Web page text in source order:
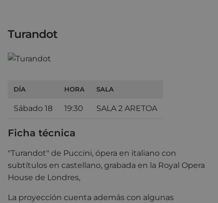
Turandot
DÍA HORA SALA
Sábado 18 19:30 SALA 2 ARETOA
Ficha técnica
"Turandot" de Puccini, ópera en italiano con
subtítulos en castellano, grabada en la Royal Opera
House de Londres,
La proyección cuenta además con algunas